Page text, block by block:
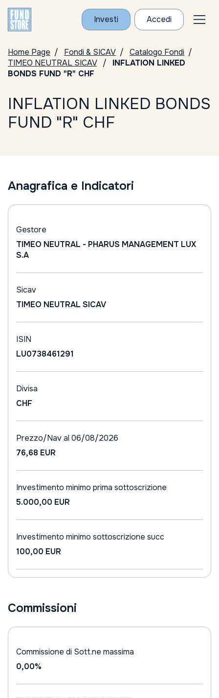
Investi Accedi
Home Page Fondi & SICAV
Catalogo Fondi
TIMEO NEUTRAL SICAV
INFLATION LINKED
BONDS FUND "R" CHF
INFLATION LINKED BONDS
FUND "R" CHF
Anagrafica e Indicatori
Gestore
TIMEO NEUTRAL - PHARUS MANAGEMENT LUX
S.A
Sicav
TIMEO NEUTRAL SICAV
ISIN
LU0738461291
Divisa
CHF
Prezzo/Nav al 06/08/2026
76,68 EUR
Investimento minimo prima sottoscrizione
5.000,00 EUR
Investimento minimo sottoscrizione succ
100,00 EUR
Commissioni
Commissione di Sott.ne massima
0,00%